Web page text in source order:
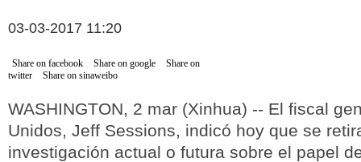
03-03-2017 11:20
Share on facebook Share on google
Share on
twitter
Share on sinaweibo
WASHINGTON, 2 mar (Xinhua) -- El fiscal
Unidos, Jeff Sessions, indicó hoy que se
investigación actual o futura sobre el papel